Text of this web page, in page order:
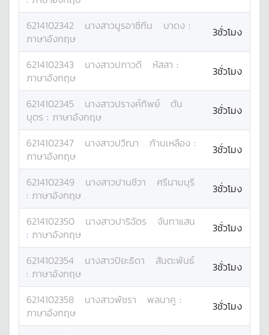
6214102342
นางสาวนูรอาซีกีน บาดง :
ภาษาอังกฤษ
3ชั่วโมง
6214102343 นางสาวปภาวดี หัสสา :
ภาษาอังกฤษ
3ชั่วโมง
6214102345 นางสาวปรางค์ทิพย์
ตัน
บุตร : ภาษาอังกฤษ 3ชั่วโมง
6214102347 นางสาวปวีณา ก้านเหลือง :
ภาษาอังกฤษ
3ชั่วโมง
6214102349 นางสาวปานชีวา
ศรีนามบุรี
: ภาษาอังกฤษ 3ชั่วโมง
6214102350 นางสาวปาริฉัตร
จันทาแสน
: ภาษาอังกฤษ 3ชั่วโมง
6214102354 นางสาวปิยะธิดา
สันตะพันธ์
: ภาษาอังกฤษ 3ชั่วโมง
6214102358 นางสาวพัชรา พลนาคู :
ภาษาอังกฤษ
3ชั่วโมง